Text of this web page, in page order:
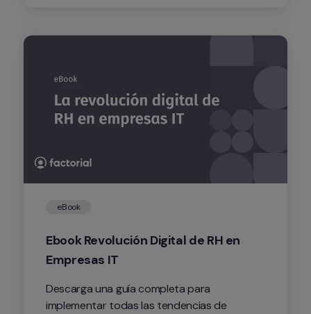
eBook
Ebook Revolución Digital de RH en
Empresas IT
Descarga una guía completa para
implementar todas las tendencias de